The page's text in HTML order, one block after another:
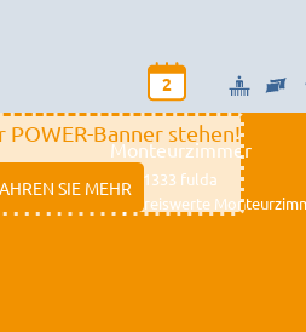
2
Banner stehen!
SIE MEHR
Monteurzimmer
11333 fulda
Preiswerte